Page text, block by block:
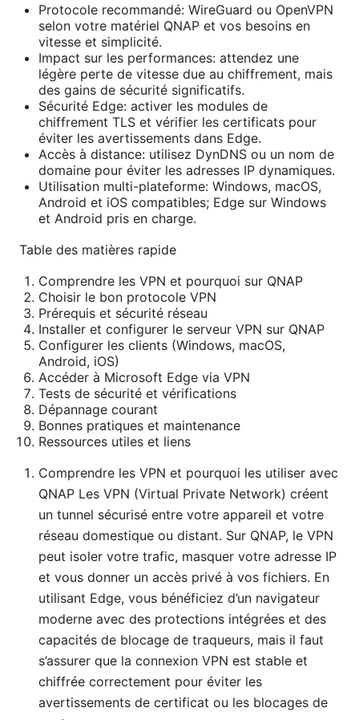
Protocole recommandé: WireGuard ou OpenVPN
selon votre matériel QNAP et vos besoins en
vitesse et simplicité.
Impact sur les performances: attendez une
légère perte de vitesse due au chiffrement, mais
des gains de sécurité significatifs.
Sécurité Edge: activer les modules de
chiffrement TLS et vérifier les certificats pour
éviter les avertissements dans Edge.
Accès à distance: utilisez DynDNS ou un nom de
domaine pour éviter les adresses IP dynamiques.
Utilisation multi-plateforme: Windows, macOS,
Android et iOS compatibles; Edge sur Windows
et Android pris en charge.
Table des matières rapide
Comprendre les VPN et pourquoi sur QNAP
Choisir le bon protocole VPN
Prérequis et sécurité réseau
Installer et configurer le serveur VPN sur QNAP
Configurer les clients (Windows, macOS,
Android, iOS)
Accéder à Microsoft Edge via VPN
Tests de sécurité et vérifications
Dépannage courant
Bonnes pratiques et maintenance
Ressources utiles et liens
Comprendre les VPN et pourquoi les utiliser avec
QNAP Les VPN (Virtual Private Network) créent
un tunnel sécurisé entre votre appareil et votre
réseau domestique ou distant. Sur QNAP, le VPN
peut isoler votre trafic, masquer votre adresse IP
et vous donner un accès privé à vos fichiers. En
utilisant Edge, vous bénéficiez d’un navigateur
moderne avec des protections intégrées et des
capacités de blocage de traqueurs, mais il faut
s’assurer que la connexion VPN est stable et
chiffrée correctement pour éviter les
avertissements de certificat ou les blocages de